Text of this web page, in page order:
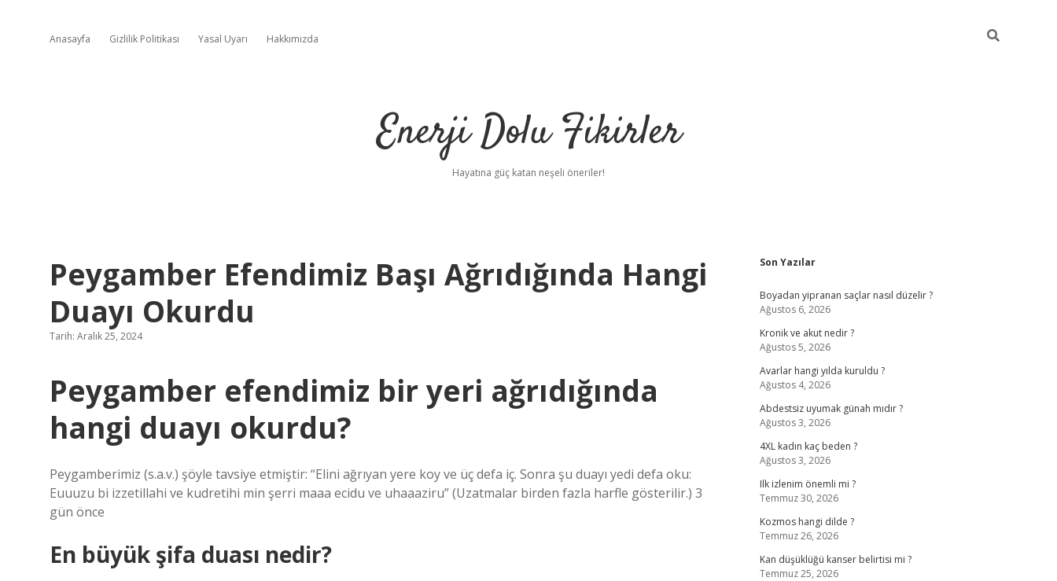
Anasayfa Gizlilik Politikası Yasal Uyarı Hakkımızda
Enerji Dolu Fikirler
Hayatına güç katan neşeli öneriler!
Peygamber Efendimiz Başı Ağrıdığında Hangi
Duayı Okurdu
Tarih: Aralık 25, 2024
Peygamber efendimiz bir yeri ağrıdığında
hangi duayı okurdu?
Peygamberimiz (s.a.v.) şöyle tavsiye etmiştir: “Elini ağrıyan yere koy ve üç defa iç. Sonra şu duayı yedi defa oku:
Euuuzu bi izzetillahi ve kudretihi min şerri maaa ecidu ve uhaaaziru” (Uzatmalar birden fazla harfle gösterilir.) 3
gün önce
En büyük şifa duası nedir?
Sidebar
Son Yazılar
Boyadan yipranan saçlar nasıl düzelir ?
Ağustos 6, 2026
Kronik ve akut nedir ?
Ağustos 5, 2026
Avarlar hangi yılda kuruldu ?
Ağustos 4, 2026
Abdestsiz uyumak günah mıdır ?
Ağustos 3, 2026
4XL kadın kaç beden ?
Ağustos 3, 2026
Ilk izlenim önemli mi ?
Temmuz 30, 2026
Kozmos hangi dilde ?
Temmuz 26, 2026
Kan düşüklüğü kanser belirtisi mi ?
Temmuz 25, 2026